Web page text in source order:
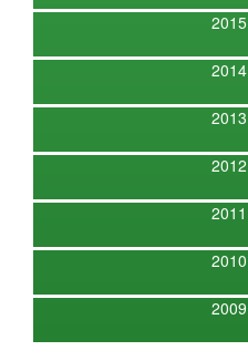
2015
2014
2013
2012
2011
2010
2009